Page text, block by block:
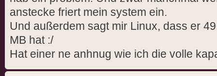
anstecke friert mein system ein.
Und außerdem sagt mir Linux, dass er
MB hat :/
Hat einer ne anhnug wie ich die volle